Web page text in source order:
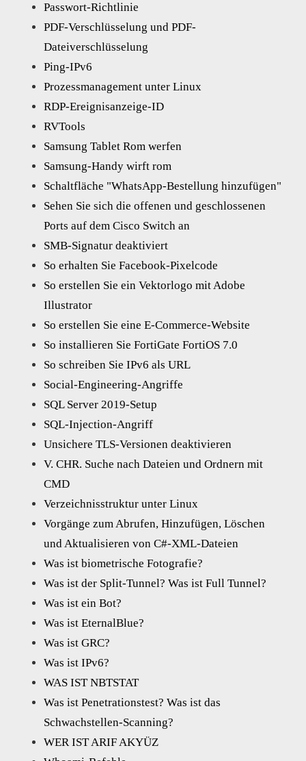
Passwort-Richtlinie
PDF-Verschlüsselung und PDF-
Dateiverschlüsselung
Ping-IPv6
Prozessmanagement unter Linux
RDP-Ereignisanzeige-ID
RVTools
Samsung Tablet Rom werfen
Samsung-Handy wirft rom
Schaltfläche "WhatsApp-Bestellung hinzufügen"
Sehen Sie sich die offenen und geschlossenen
Ports auf dem Cisco Switch an
SMB-Signatur deaktiviert
So erhalten Sie Facebook-Pixelcode
So erstellen Sie ein Vektorlogo mit Adobe
Illustrator
So erstellen Sie eine E-Commerce-Website
So installieren Sie FortiGate FortiOS 7.0
So schreiben Sie IPv6 als URL
Social-Engineering-Angriffe
SQL Server 2019-Setup
SQL-Injection-Angriff
Unsichere TLS-Versionen deaktivieren
V. CHR. Suche nach Dateien und Ordnern mit
CMD
Verzeichnisstruktur unter Linux
Vorgänge zum Abrufen, Hinzufügen, Löschen
und Aktualisieren von C#-XML-Dateien
Was ist biometrische Fotografie?
Was ist der Split-Tunnel? Was ist Full Tunnel?
Was ist ein Bot?
Was ist EternalBlue?
Was ist GRC?
Was ist IPv6?
WAS IST NBTSTAT
Was ist Penetrationstest? Was ist das
Schwachstellen-Scanning?
WER IST ARIF AKYÜZ